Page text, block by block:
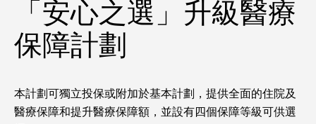
「安心之選」升級醫療
保障計劃
本計劃可獨立投保或附加於基本計劃，提供全面的住院及
醫療保障和提升醫療保障額，並設有四個保障等級可供選